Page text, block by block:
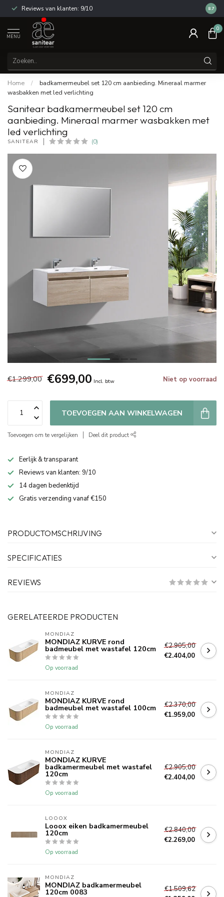
Reviews van klanten: 9/10 14
8.7
MENU
0
Home /
badkamermeubel set 120 cm aanbieding. Mineraal marmer
wasbakken met led verlichting
Sanitear badkamermeubel set 120 cm
aanbieding. Mineraal marmer wasbakken met
led verlichting
SANITEAR (0)
€1.299,00 €699,00 Incl. btw Niet op voorraad
TOEVOEGEN AAN WINKELWAGEN
Toevoegen om te vergelijken Deel dit product
Eerlijk & transparant
Reviews van klanten: 9/10
14 dagen bedenktijd
Gratis verzending vanaf €150
PRODUCTOMSCHRIJVING
SPECIFICATIES
REVIEWS
GERELATEERDE PRODUCTEN
MONDIAZ
MONDIAZ KURVE rond
badmeubel met wastafel 120cm
Op voorraad
€2.905,00
€2.404,00
MONDIAZ
MONDIAZ KURVE rond
badmeubel met wastafel 100cm
Op voorraad
€2.370,00
€1.959,00
MONDIAZ
MONDIAZ KURVE
badkamermeubel met wastafel
120cm
Op voorraad
€2.905,00
€2.404,00
LOOOX
Looox eiken badkamermeubel
120cm
Op voorraad
€2.840,00
€2.269,00
MONDIAZ
MONDIAZ badkamermeubel
120cm 0083
€1.509,62